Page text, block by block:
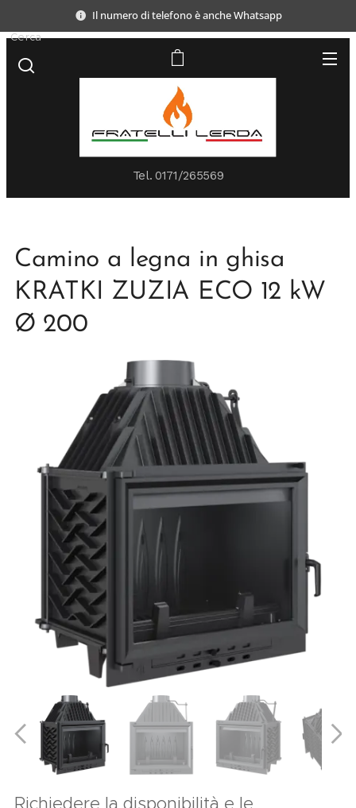
Il numero di telefono è anche Whatsapp
Tel. 0171/265569
Cerca
Camino a legna in ghisa
KRATKI ZUZIA ECO 12 kW
Ø 200
Richiedere la disponibilità e le